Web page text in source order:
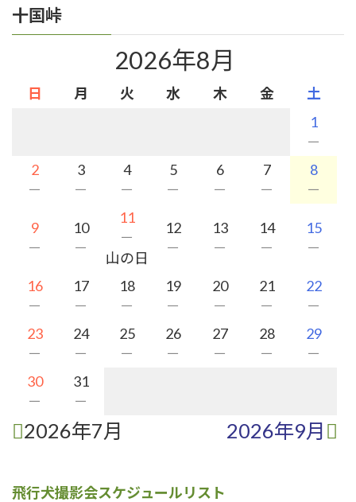
十国峠
2026年8月
日 月 火 水 木 金
土
1
－
2
－
3
－
4
－
5
－
6
－
7
－
8
－
9
－
10
－
11
－
山の日
12
－
13
－
14
－
15
－
16
－
17
－
18
－
19
－
20
－
21
－
22
－
23
－
24
－
25
－
26
－
27
－
28
－
29
－
30
－
31
－
2026年7月 2026年9月
飛行犬撮影会スケジュールリスト